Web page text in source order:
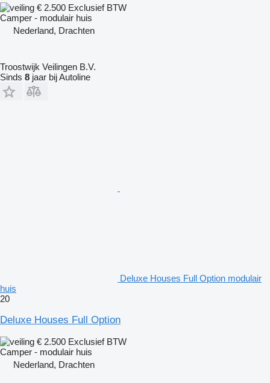
€ 2.500 Exclusief BTW
Camper - modulair huis
Nederland, Drachten
Troostwijk Veilingen B.V.
Sinds 8 jaar bij Autoline
Deluxe Houses Full Option modulair
huis
20
Deluxe Houses Full Option
€ 2.500 Exclusief BTW
Camper - modulair huis
Nederland, Drachten